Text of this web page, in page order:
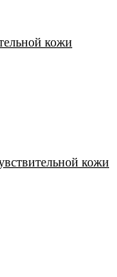
кожи
кожи